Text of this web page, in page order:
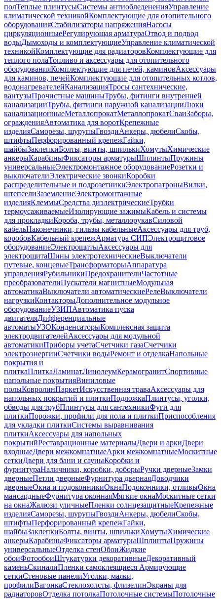
полТеплые плинтусыСистемы антиобледененияУправление
климатической техникойКомплектующие для отопительного
оборудованияСтабилизаторы напряженияНасосы
циркуляционныеРегулирующая арматураОтвод и подвод
водыДымоходы и комплектующиеУправление климатической
техникойКомплектующие для радиаторовКомплектующие для
теплого полаТопливо и аксессуары для отопительного
оборудованияКомплектующие для печей, каминовАксессуары
для каминов, печейКомплектующие для отопительных котлов,
водонагревателейКанализацияТросы сантехнические,
вантузыПрочистные машиныТрубы, фитинги внутренней
канализацииТрубы, фитинги наружной канализацииЛюки
канализационныеМеталлопрокатМеталлопрокатСваиЗаборы,
огражденияАвтоматика для воротКрепежные
изделияСаморезы, шурупыГвоздиАнкеры, дюбелиСкобы,
штифтыПерфорированный крепежГайки,
шайбыЗаклепкиБолты, винты, шпилькиХомутыХимические
анкерыКарабиныФиксаторы арматурыШплинтыПружины
универсальныеЭлектромонтажное оборудованиеРозетки и
выключателиЭлектрические звонкиКоробки
распределительные и подрозетникиЭлектропатроныВилки,
штепселиЗаземлениеЭлектромонтажные
изделияКлеммыСредства диэлектрическиеТрубки
термоусаживаемыеИзолирующие зажимыКабель и системы
для прокладкиКороба, трубы, металлорукавСиловой
кабельНаконечники, гильзы кабельныеАксессуары для труб,
коробовКабельный крепежАрматура СИПЭлектрощитовое
оборудованиеЭлектрощитыАксессуары для
электрощитаШины электротехническиеВыключатели
путевые, концевыеТрансформаторыАппаратура
управленияРубильникиПредохранителиЧастотные
преобразователиПускатели магнитныеМодульная
автоматикаВыключатели автоматическиеРелеВыключатели
нагрузкиКонтакторыДополнительное модульное
оборудованиеУЗИПАвтоматика пуска
двигателяДифференциальные
автоматыУЗОКонденсаторыКомплексная защита
электродвигателейАксессуары для модульной
автоматикиПриборы учетаСчетчики газаСчетчики
электроэнергииСчетчики водыРемонт и отделкаНапольные
покрытия и
плиткаПлиткаЛаминатЛинолеумКерамогранитСпортивные
напольные покрытияВиниловые
полыКовролинПаркетИскусственная траваАксессуары для
напольных покрытий и плиткиПодложкаПлинтусы, уголки,
обводы для трубПлинтусы для сантехникиФуги для
плиткиПорожки, профили для пола и плиткиПриспособления
для укладки плиткиСистемы выравнивания
плиткиАксессуары для напольных
покрытийРеставрационные материалыДвери и аркиДвери
входныеДвери межкомнатныеАрки межкомнатныеМоскитные
сеткиДвери для бани и сауныКоробки и
фурнитураНаличники, коробки, доборыРучки дверныеЗамки
дверныеПетли дверныеФурнитура двернаяДоводчики
дверныеОкна и подоконникиОкнаПодоконники, отливыОкна
мансардныеФурнитура оконнаяМягкие окнаМоскитные сетки
на окнаЖалюзи уличныеПленки солнцезащитныеКрепежные
изделияСаморезы, шурупыГвоздиАнкеры, дюбелиСкобы,
штифтыПерфорированный крепежГайки,
шайбыЗаклепкиБолты, винты, шпилькиХомутыХимические
анкерыКарабиныФиксаторы арматурыШплинтыПружины
универсальныеОтделка стенОбоиЖидкие
обоиФотообоиШтукатурки декоративныеДекоративный
каменьСкиналиПленки самоклеящиеся Армирующие
сеткиСтеновые панелиУголки, маяки,
профилиВагонкаСтеклохолсты, флизелинЭкраны для
радиаторовОтделка потолкаПотолочные системыПотолочные